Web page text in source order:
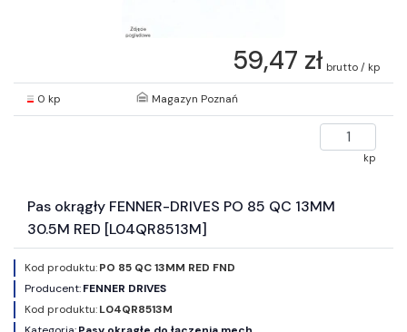
59,47 zł brutto / kp
0 kp Magazyn Poznań
kp
Pas okrągły FENNER-DRIVES PO 85 QC 13MM
30.5M RED [L04QR8513M]
Kod produktu:PO 85 QC 13MM RED FND
Producent:FENNER DRIVES
Kod produktu:L04QR8513M